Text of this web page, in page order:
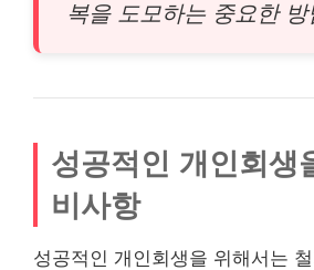
복을 도모하는 중요한 방
성공적인 개인회생
비사항
성공적인 개인회생을 위해서는